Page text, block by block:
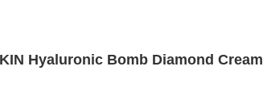
Hyaluronic Bomb Diamond Cream